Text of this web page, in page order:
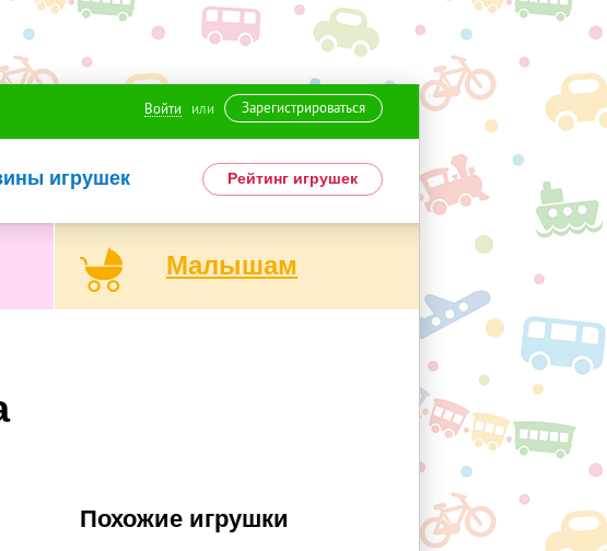
Войти или Зарегистрироваться
игрушек Рейтинг игрушек
Малышам
Похожие игрушки